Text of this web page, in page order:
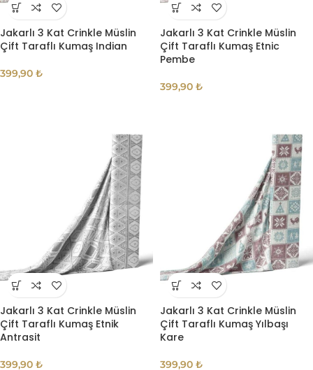
Jakarlı 3 Kat Crinkle Müslin
Çift Taraflı Kumaş Indian
399,90 ₺
Jakarlı 3 Kat Crinkle Müslin
Çift Taraflı Kumaş Etnic
Pembe
399,90 ₺
Jakarlı 3 Kat Crinkle Müslin
Çift Taraflı Kumaş Etnik
Antrasit
399,90 ₺
Jakarlı 3 Kat Crinkle Müslin
Çift Taraflı Kumaş Yılbaşı
Kare
399,90 ₺